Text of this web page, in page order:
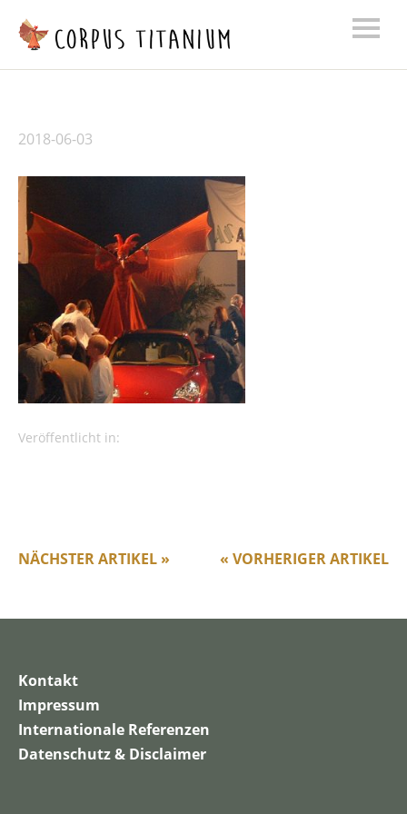
2018-06-03
Veröffentlicht in:
NÄCHSTER ARTIKEL » « VORHERIGER ARTIKEL
Kontakt
Impressum
Internationale Referenzen
Datenschutz & Disclaimer